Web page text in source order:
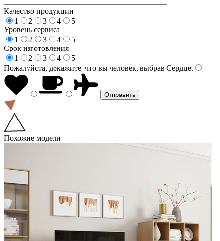
Качество продукции
1
2 3 4
5
Уровень сервиса
1
2 3 4
5
Срок изготовления
1
2 3 4
5
Пожалуйста, докажите, что вы человек, выбрав Сердце.
Похожие модели